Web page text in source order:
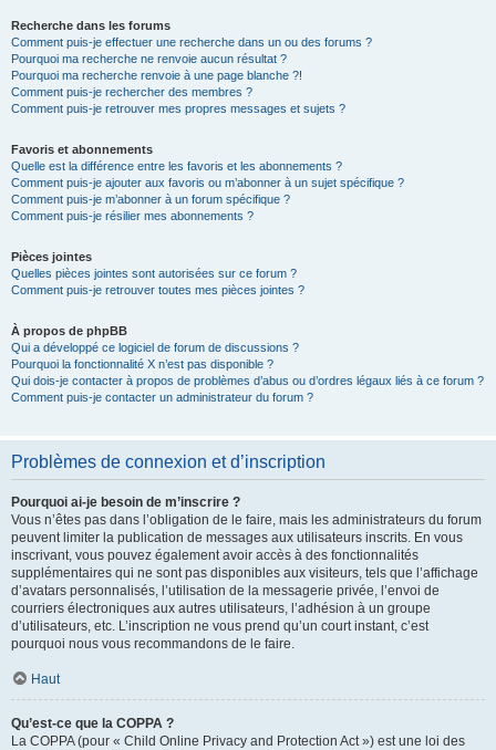
Recherche dans les forums
Comment puis-je effectuer une recherche dans un ou des forums ?
Pourquoi ma recherche ne renvoie aucun résultat ?
Pourquoi ma recherche renvoie à une page blanche ?!
Comment puis-je rechercher des membres ?
Comment puis-je retrouver mes propres messages et sujets ?
Favoris et abonnements
Quelle est la différence entre les favoris et les abonnements ?
Comment puis-je ajouter aux favoris ou m’abonner à un sujet spécifique ?
Comment puis-je m’abonner à un forum spécifique ?
Comment puis-je résilier mes abonnements ?
Pièces jointes
Quelles pièces jointes sont autorisées sur ce forum ?
Comment puis-je retrouver toutes mes pièces jointes ?
À propos de phpBB
Qui a développé ce logiciel de forum de discussions ?
Pourquoi la fonctionnalité X n’est pas disponible ?
Qui dois-je contacter à propos de problèmes d’abus ou d’ordres légaux liés à ce forum ?
Comment puis-je contacter un administrateur du forum ?
Problèmes de connexion et d’inscription
Pourquoi ai-je besoin de m’inscrire ?
Vous n’êtes pas dans l’obligation de le faire, mais les administrateurs du forum
peuvent limiter la publication de messages aux utilisateurs inscrits. En vous
inscrivant, vous pouvez également avoir accès à des fonctionnalités
supplémentaires qui ne sont pas disponibles aux visiteurs, tels que l’affichage
d’avatars personnalisés, l’utilisation de la messagerie privée, l’envoi de
courriers électroniques aux autres utilisateurs, l’adhésion à un groupe
d’utilisateurs, etc. L’inscription ne vous prend qu’un court instant, c’est
pourquoi nous vous recommandons de le faire.
Haut
Qu’est-ce que la COPPA ?
La COPPA (pour « Child Online Privacy and Protection Act ») est une loi des